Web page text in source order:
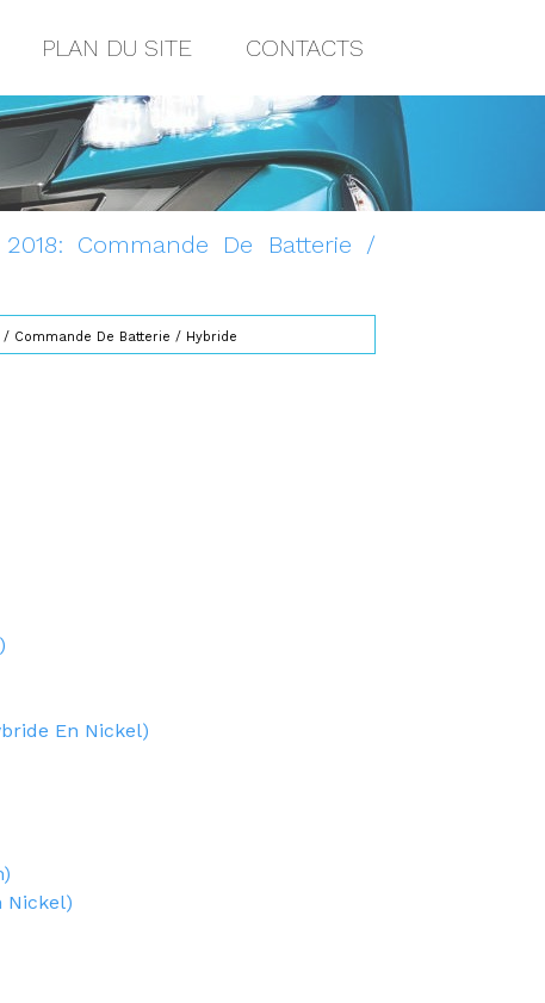
PLAN DU SITE CONTACTS
Commande De Batterie /
/ Commande De Batterie / Hybride
En Nickel)
Nickel)